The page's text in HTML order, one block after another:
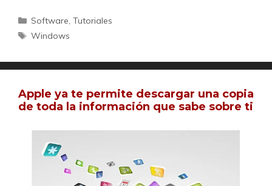
Categorías
Software,Tutoriales
Etiquetas
Windows
Apple ya te permite descargar una copia
de toda la información que sabe sobre ti